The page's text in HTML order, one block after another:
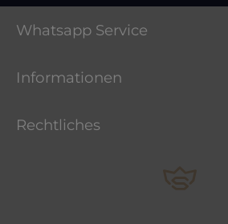
Whatsapp Service
Informationen
Rechtliches